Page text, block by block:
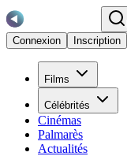
Connexion
Inscription
Films
Célébrités
Cinémas
Palmarès
Actualités